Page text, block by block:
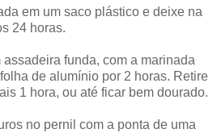
em um saco plástico e deixe na
24 horas.
assadeira funda, com a marinada
de alumínio por 2 horas. Retire
1 hora, ou até ficar bem dourado.
no pernil com a ponta de uma